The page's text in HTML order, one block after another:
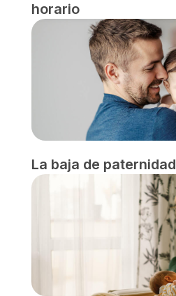
horario
La baja de paternidad